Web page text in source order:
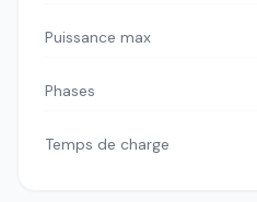
Puissance max
Phases
Temps de charge